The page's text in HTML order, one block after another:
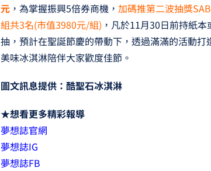
元，為掌握振興5倍券商機， 加碼推第二波抽獎
組共3名(市值3980元/組) ，凡於11月30日前持紙
抽，預計在聖誕節慶的帶動下，透過滿滿的活動
美味冰淇淋陪伴大家歡度佳節。
圖文訊息提供：酷聖石冰淇淋
★想看更多精彩報導
夢想誌官網
夢想誌IG
夢想誌FB